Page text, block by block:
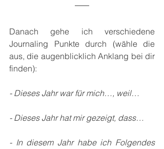
Danach gehe ich verschiedene
Journaling Punkte durch (wähle die
aus, die augenblicklich Anklang bei dir
finden):
- Dieses Jahr war für mich…, weil…
- Dieses Jahr hat mir gezeigt, dass…
- In diesem Jahr habe ich Folgendes